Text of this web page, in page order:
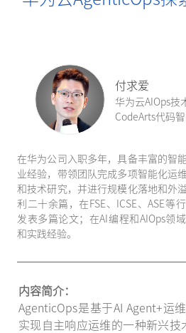
内容简介：
AgenticOps是基于AI Agent+运
实现自主响应运维的一种新兴技
付求爱
华为云AIOps技
CodeArts代码
在华为公司入职多年，具备丰富的智
业经验，带领团队完成多项智能化运
和技术研究，并进行规模化落地和外
利二十余篇，在FSE、ICSE、ASE等
发表多篇论文；在AI编程和AIOps领
和实践经验。